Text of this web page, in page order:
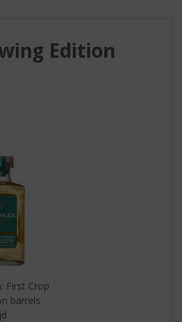
Edition
First Crop
barrels